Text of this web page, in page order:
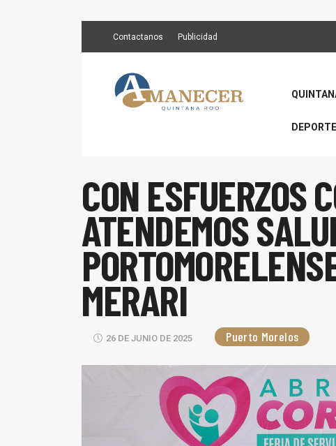
Contactanos Publicidad
CON ESFUERZOS
ATENDEMOS
MERARI
26 DE JUNIO DE 2025 Puerto Morelos